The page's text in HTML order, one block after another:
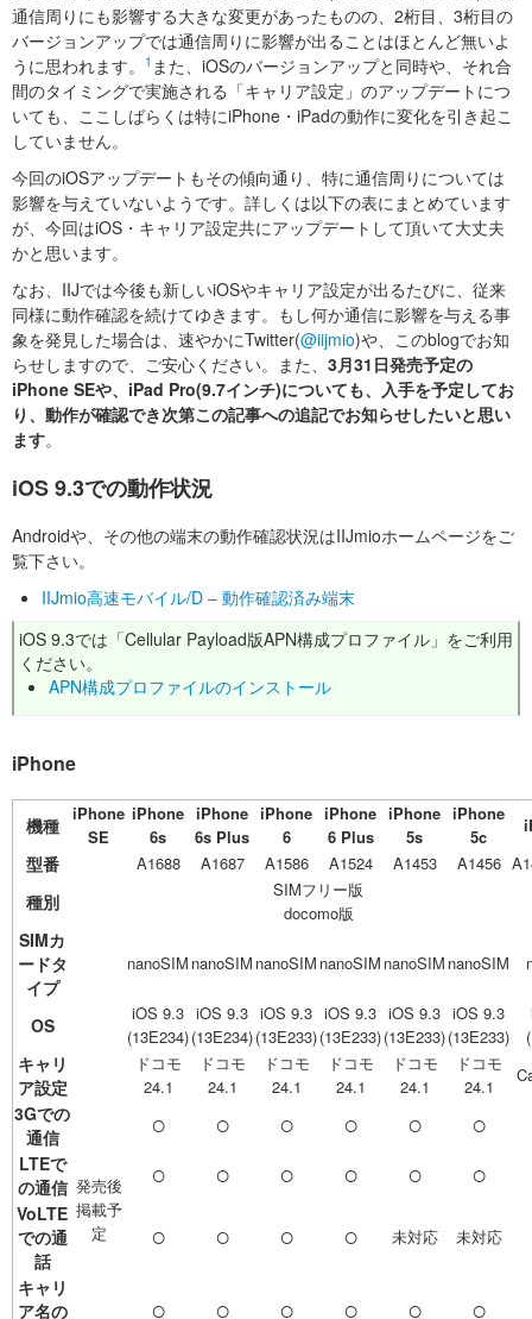
通信周りにも影響する大きな変更があったものの、2桁目、3桁目の
バージョンアップでは通信周りに影響が出ることはほとんど無いよ
うに思われます。
1 また、iOSのバージョンアップと同時や、それ合
間のタイミングで実施される「キャリア設定」のアップデートにつ
いても、ここしばらくは特にiPhone・iPadの動作に変化を引き起こ
していません。
今回のiOSアップデートもその傾向通り、特に通信周りについては
影響を与えていないようです。詳しくは以下の表にまとめています
が、今回はiOS・キャリア設定共にアップデートして頂いて大丈夫
かと思います。
なお、IIJでは今後も新しいiOSやキャリア設定が出るたびに、従来
同様に動作確認を続けてゆきます。もし何か通信に影響を与える事
象を発見した場合は、速やかにTwitter(@iijmio)や、このblogでお知
らせしますので、ご安心ください。また、 3月31日発売予定の
iPhone SEや、iPad Pro(9.7インチ)についても、入手を予定してお
り、動作が確認でき次第この記事への追記でお知らせしたいと思い
ます。
iOS 9.3での動作状況
Androidや、その他の端末の動作確認状況はIIJmioホームページをご
覧下さい。
IIJmio高速モバイル/D – 動作確認済み端末
iOS 9.3では「Cellular Payload版APN構成プロファイル」をご利用
ください。
APN構成プロファイルのインストール
iPhone
機種
iPhone
SE
iPhone
6s
iPhone
6s Plus
iPhone
6
iPhone
6 Plus
iPhone
5s
iPhone
5c
型番
発売後
掲載予
定
A1688 A1687 A1586 A1524 A1453 A1456
種別
SIMフリー版
docomo版
SIMカ
ードタ
イプ
nanoSIM nanoSIM nanoSIM nanoSIM nanoSIM nanoSIM
OS
iOS 9.3
(13E234)
iOS 9.3
(13E234)
iOS 9.3
(13E233)
iOS 9.3
(13E233)
iOS 9.3
(13E233)
iOS 9.3
(13E233)
キャリ
ア設定
ドコモ
24.1
ドコモ
24.1
ドコモ
24.1
ドコモ
24.1
ドコモ
24.1
ドコモ
24.1
3Gでの
通信
○ ○ ○ ○ ○ ○
LTEで
の通信
○ ○ ○ ○ ○ ○
VoLTE
での通
話
○ ○ ○ ○ 未対応 未対応
キャリ
ア名の
○ ○ ○ ○ ○ ○